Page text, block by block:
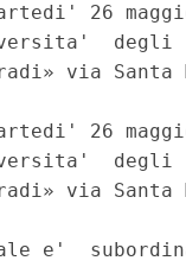
26
via
26
via
e'